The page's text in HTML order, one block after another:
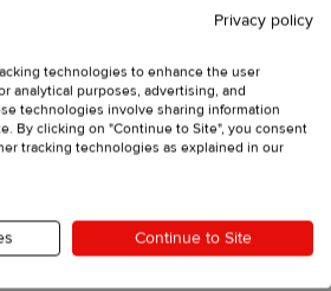
Privacy policy
technologies to enhance the user
analytical purposes, advertising, and
technologies involve sharing information
By clicking on "Continue to Site", you consent
tracking technologies as explained in our
Continue to Site